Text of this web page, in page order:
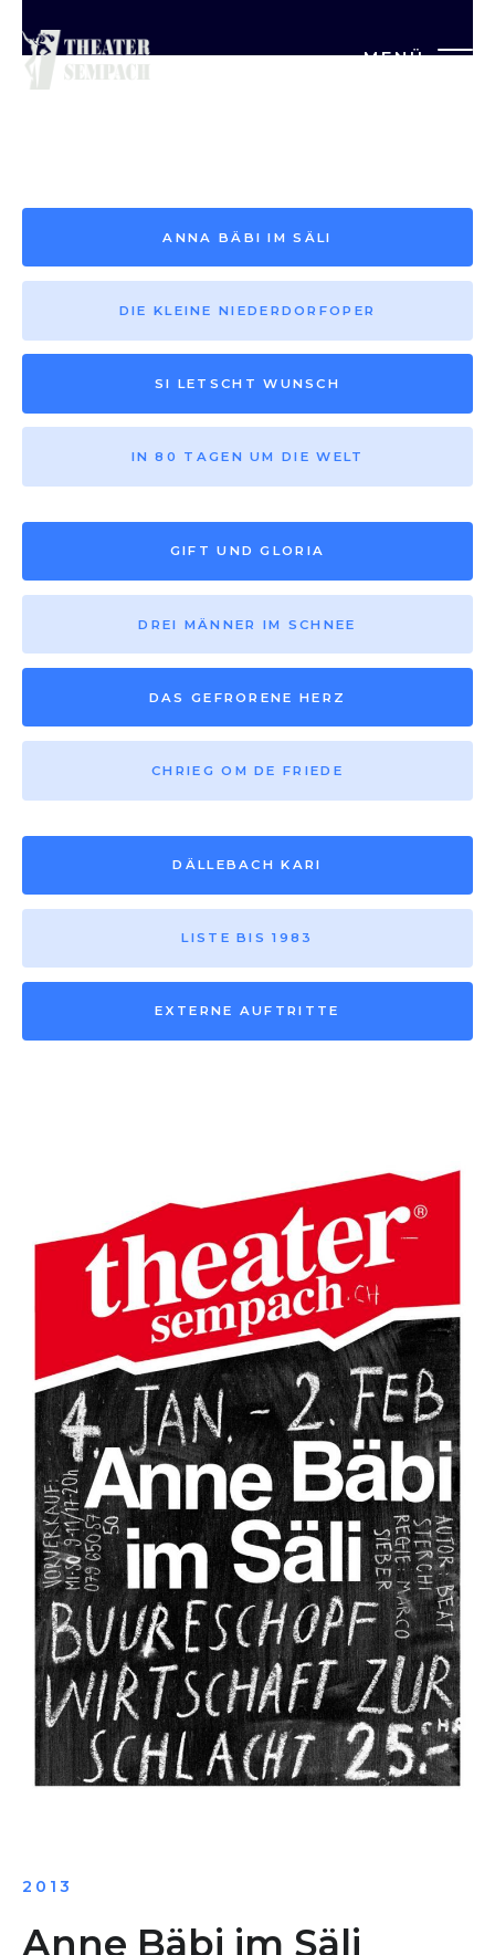
MENÜ
Saison vor 2013
ANNA BÄBI IM SÄLI
DIE KLEINE NIEDERDORFOPER
SI LETSCHT WUNSCH
IN 80 TAGEN UM DIE WELT
GIFT UND GLORIA
DREI MÄNNER IM SCHNEE
DAS GEFRORENE HERZ
CHRIEG OM DE FRIEDE
DÄLLEBACH KARI
LISTE BIS 1983
EXTERNE AUFTRITTE
2013
Anne Bäbi im Säli